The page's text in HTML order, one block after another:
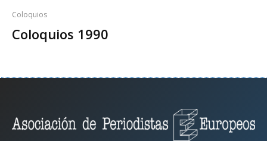
Coloquios
Coloquios 1990